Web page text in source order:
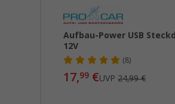
Aufbau-Power USB
12V
(8)
17,99 €UVP24,99 €